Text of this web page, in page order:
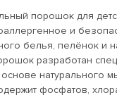
порошок для
и
белья, пелёнок и
разработан
натурального
фосфатов,